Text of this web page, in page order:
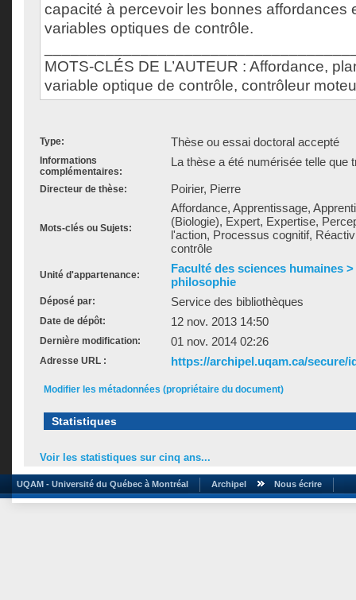
capacité à percevoir les bonnes affordances
variables optiques de contrôle.
MOTS-CLÉS DE L’AUTEUR : Affordance,
variable optique de contrôle, contrôleur
Type: Thèse ou essai doctoral accepté
Informations
complémentaires:
La thèse a été numérisée telle que
Directeur de thèse: Poirier, Pierre
Mots-clés ou Sujets:
Affordance, Apprentissage,
(Biologie), Expert, Expertise,
l'action, Processus cognitif,
contrôle
Unité d'appartenance:
Faculté des sciences humaines
philosophie
Déposé par: Service des bibliothèques
Date de dépôt: 12 nov. 2013 14:50
Dernière modification: 01 nov. 2014 02:26
Adresse URL : https://archipel.uqam.ca/secure/
Modifier les métadonnées (propriétaire du document)
Statistiques
Voir les statistiques sur cinq ans...
UQAM - Université du Québec à Montréal Archipel Nous écrire